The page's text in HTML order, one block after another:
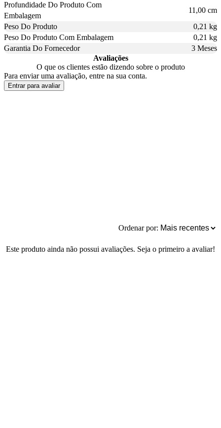
Profundidade Do Produto Com
Embalagem
11,00 cm
Peso Do Produto
0,21 kg
Peso Do Produto Com Embalagem
0,21 kg
Garantia Do Fornecedor
3 Meses
Avaliações
O que os clientes estão dizendo sobre o produto
Para enviar uma avaliação, entre na sua conta.
Entrar para avaliar
Ordenar por:
Este produto ainda não possui avaliações. Seja o primeiro a avaliar!